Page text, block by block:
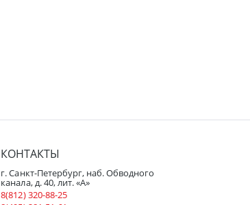
КОНТАКТЫ
г. Санкт-Петербург, наб. Обводного
канала, д. 40, лит. «А»
8(812) 320-88-25